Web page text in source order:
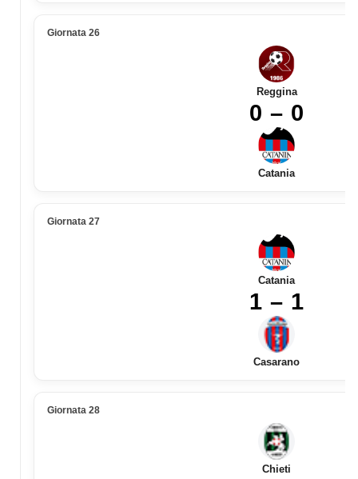
Giornata 26
Reggina
0 – 0
Catania
Giornata 27
Catania
1 – 1
Casarano
Giornata 28
Chieti